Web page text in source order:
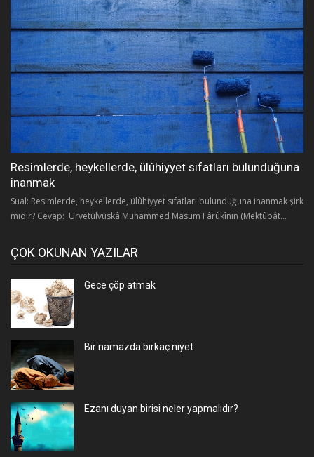
Resimlerde, heykellerde, ülûhiyyet sıfatları bulunduğuna
inanmak
Sual: Resimlerde, heykellerde, ülûhiyyet sıfatları bulunduğuna inanmak şirk
midir? Cevap: Urvetülvüskâ Muhammed Masum Fârûkînin (Mektûbât...
ÇOK OKUNAN YAZILAR
Gece çöp atmak
Bir namazda birkaç niyet
Ezanı duyan birisi neler yapmalıdır?